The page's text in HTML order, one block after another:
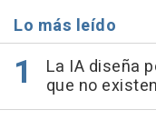
Lo más leído
La IA diseña
que no